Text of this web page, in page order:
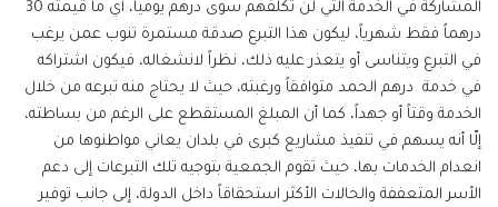
المشاركة في الخدمة التي لن تكلفهم سوى درهم يومياً، أي ما قيمته 30
درهماً فقط شهرياً، ليكون هذا التبرع صدقة مستمرة تنوب عمن يرغب
في التبرع ويتناسى أو يتعذر عليه ذلك، نظراً لانشغاله، فيكون اشتراكه
في خدمة درهم الحمد متوافقاً ورغبته، حيث لا يحتاج منه تبرعه من خلال
الخدمة وقتاً أو جهداً، كما أن المبلغ المستقطع على الرغم من بساطته،
إلّا أنه يسهم في تنفيذ مشاريع كبرى في بلدان يعاني مواطنوها من
انعدام الخدمات بها، حيث تقوم الجمعية بتوجيه تلك التبرعات إلى دعم
الأسر المتعففة والحالات الأكثر استحقاقاً داخل الدولة، إلى جانب توفير